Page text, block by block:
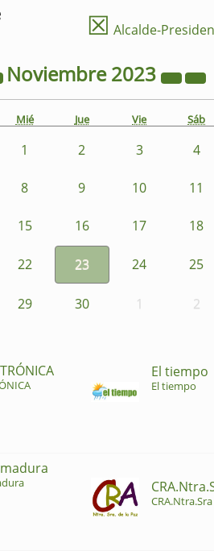
☒ Alcalde-
Noviembre2023
Mié Jue Vie Sáb
1 2 3 4
8 9 10 11
15 16 17 18
22 23 24 25
29 30 1 2
El tiempo
El tiempo